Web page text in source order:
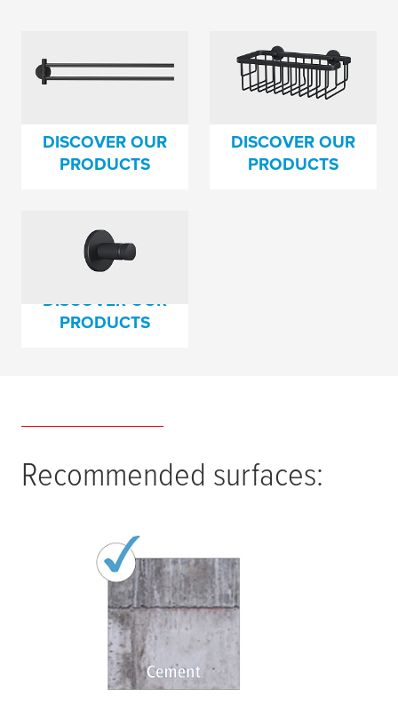
Tyče na ručníky –
Protože každý ručník
DISCOVER OUR
PRODUCTS
Košíky do sprchy –
Chytré ukládání
v koupelně
DISCOVER OUR
PRODUCTS
Háčky na ručníky –
Všechny věci mají své
DISCOVER OUR
PRODUCTS
Recommended surfaces: